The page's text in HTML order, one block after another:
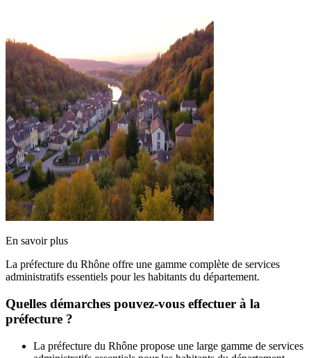
En savoir plus
La préfecture du Rhône offre une gamme complète de services
administratifs essentiels pour les habitants du département.
Quelles démarches pouvez-vous effectuer à la
préfecture ?
La préfecture du Rhône propose une large gamme de services